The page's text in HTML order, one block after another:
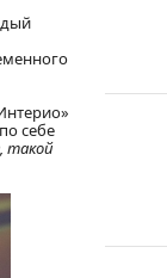
себе
такой